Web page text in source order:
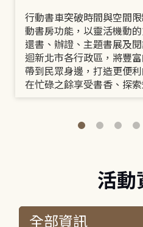
行動書車突破時間與空間
動書房功能，以靈活機動
還書、辦證、主題書展及
迴新北市各行政區，將豐
帶到民眾身邊，打造更便
在忙碌之餘享受書香、探索
活動